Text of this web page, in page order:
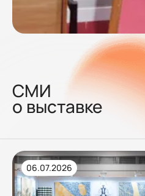
СМИ
о выставке
06.07.2026